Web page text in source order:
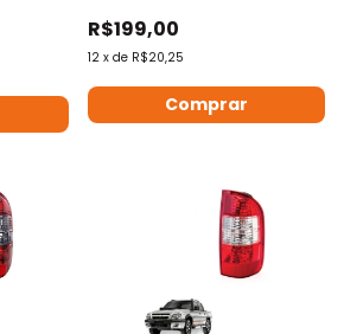
R$199,00
12 x de R$20,25
Comprar